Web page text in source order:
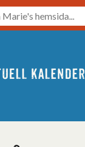
kalender